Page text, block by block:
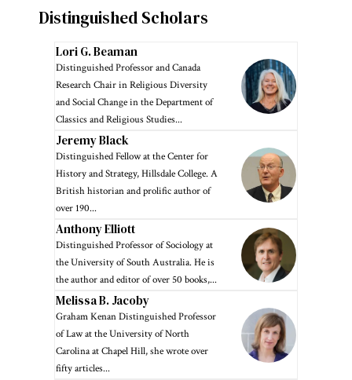
Distinguished Scholars
Lori G. Beaman
Distinguished Professor and Canada
Research Chair in Religious Diversity
and Social Change in the Department of
Classics and Religious Studies...
Jeremy Black
Distinguished Fellow at the Center for
History and Strategy, Hillsdale College. A
British historian and prolific author of
over 190...
Anthony Elliott
Distinguished Professor of Sociology at
the University of South Australia. He is
the author and editor of over 50 books,...
Melissa B. Jacoby
Graham Kenan Distinguished Professor
of Law at the University of North
Carolina at Chapel Hill, she wrote over
fifty articles...